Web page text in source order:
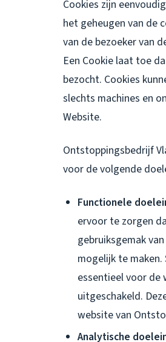
Cookies zijn
het geheugen van de
van de bezoeker van
Een Cookie laat toe
bezocht. Cookies
slechts machines en
Website.
Ontstoppingsbedrijf
voor de volgende
Functionele
ervoor te zorgen
gebruiksgemak
mogelijk te
essentieel voor de
uitgeschakeld.
website van
Analytische